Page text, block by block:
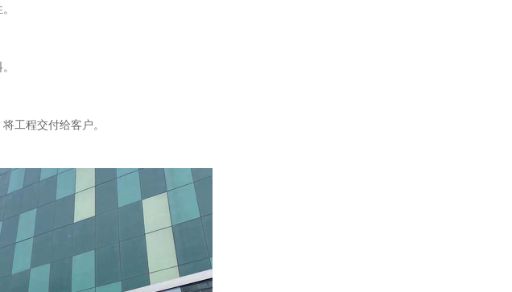
工程交付给客户。